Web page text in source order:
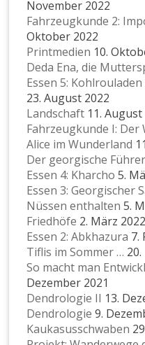
November 2022
Fahrzeugkunde 2:
Oktober 2022
Printmedien 10.
Deda Ena, die
Essen 5:
23. August 2022
Landschaft 11. August
Fahrzeugkunde I: Der
Alice im Wunderland
Der georgische
Essen 4: Kharcho 5.
Essen 3: Georgischer
Nüssen enthalten 5.
Friedhöfe 2. März 2022
Essen 2: Abkhazura 7.
Tiflis im Sommer …
So macht man
Dezember 2021
Dendrologie II 13.
Dendrologie 9.
Kaukasusschwaben